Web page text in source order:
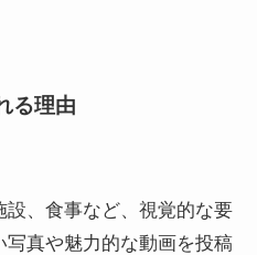
る理由
、食事など、視覚的な要
真や魅力的な動画を投稿